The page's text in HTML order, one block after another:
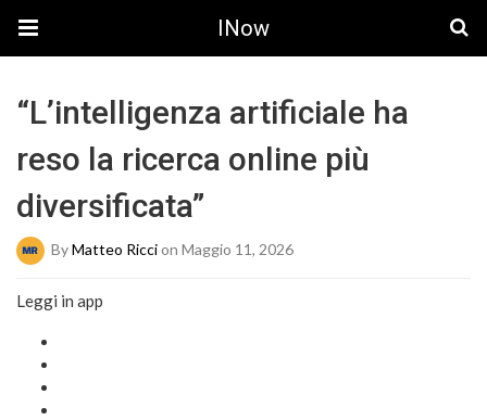
INow
“L’intelligenza artificiale ha
reso la ricerca online più
diversificata”
ByMatteo Riccion Maggio 11, 2026
Leggi in app